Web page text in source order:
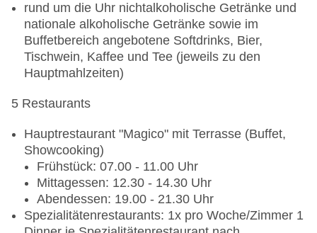
rund um die Uhr nichtalkoholische Getränke und
nationale alkoholische Getränke sowie im
Buffetbereich angebotene Softdrinks, Bier,
Tischwein, Kaffee und Tee (jeweils zu den
Hauptmahlzeiten)
5 Restaurants
Hauptrestaurant "Magico" mit Terrasse (Buffet,
Showcooking)
Frühstück: 07.00 - 11.00 Uhr
Mittagessen: 12.30 - 14.30 Uhr
Abendessen: 19.00 - 21.30 Uhr
Spezialitätenrestaurants: 1x pro Woche/Zimmer 1